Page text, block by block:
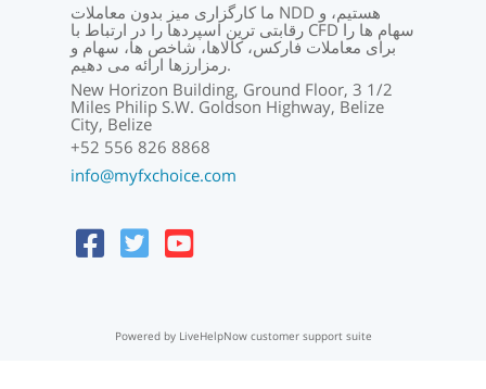
ما کارگزاری میز بدون معاملات NDD هستیم، و
رقابتی ترین اسپردها را در ارتباط با CFD سهام ها را
برای معاملات فارکس، کالاها، شاخص ها، سهام و
رمزارزها ارائه می دهیم.
New Horizon Building, Ground Floor, 3 1/2
Miles Philip S.W. Goldson Highway, Belize
City, Belize
+52 556 826 8868
info@myfxchoice.com
Powered by LiveHelpNow customer support suite